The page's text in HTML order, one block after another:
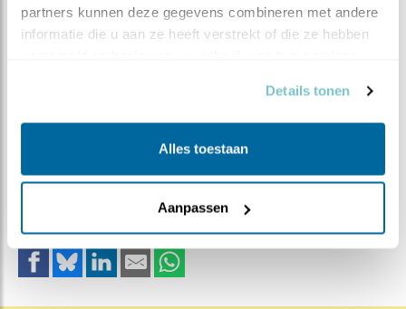
partners kunnen deze gegevens combineren met andere
informatie die u aan ze heeft verstrekt of die ze hebben
Details tonen
Alles toestaan
Aanpassen
Vind ik leuk
MEER OVER
Alle Beleef de
Lente blogs
DEEL DIT BERICHT